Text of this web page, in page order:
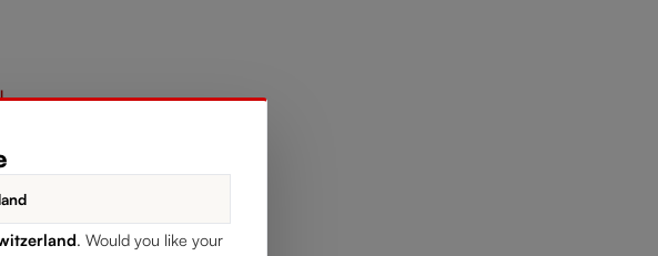
set
. Would you like your